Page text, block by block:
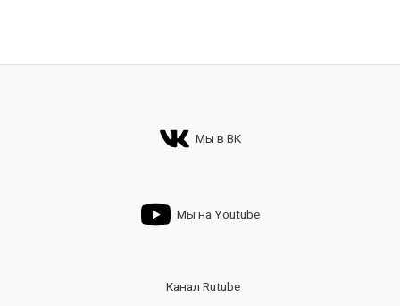
Мы в ВК
Мы на Youtube
Канал Rutube